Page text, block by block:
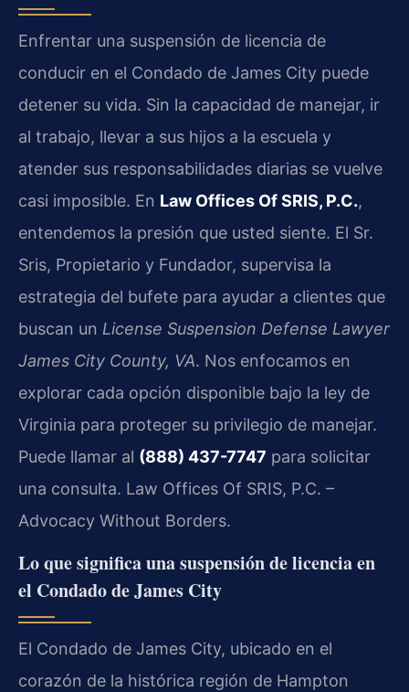
Enfrentar una suspensión de licencia de
conducir en el Condado de James City puede
detener su vida. Sin la capacidad de manejar, ir
al trabajo, llevar a sus hijos a la escuela y
atender sus responsabilidades diarias se vuelve
casi imposible. En Law Offices Of SRIS, P.C.,
entendemos la presión que usted siente. El Sr.
Sris, Propietario y Fundador, supervisa la
estrategia del bufete para ayudar a clientes que
buscan un License Suspension Defense Lawyer
James City County, VA. Nos enfocamos en
explorar cada opción disponible bajo la ley de
Virginia para proteger su privilegio de manejar.
Puede llamar al (888) 437-7747 para solicitar
una consulta. Law Offices Of SRIS, P.C. –
Advocacy Without Borders.
Lo que significa una suspensión de licencia en
el Condado de James City
El Condado de James City, ubicado en el
corazón de la histórica región de Hampton